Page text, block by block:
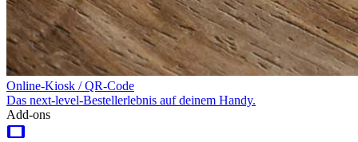
Online-Kiosk / QR-Code
Das next-level-Bestellerlebnis auf deinem Handy.
Add-ons
tablet